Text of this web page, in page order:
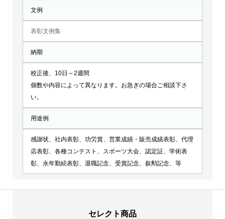
文例
表彰文例集
納期
校正後、10日～2週間
個数や内容によって異なります。お急ぎの場合ご相談下さ
い。
用途例
感謝状、社内表彰、功労賞、営業成績・販売成績表彰、代理
店表彰、各種コンテスト、スポーツ大会、認定証、学術表
彰、永年勤続表彰、退職記念、受賞記念、叙勲記念、等
セレクト商品